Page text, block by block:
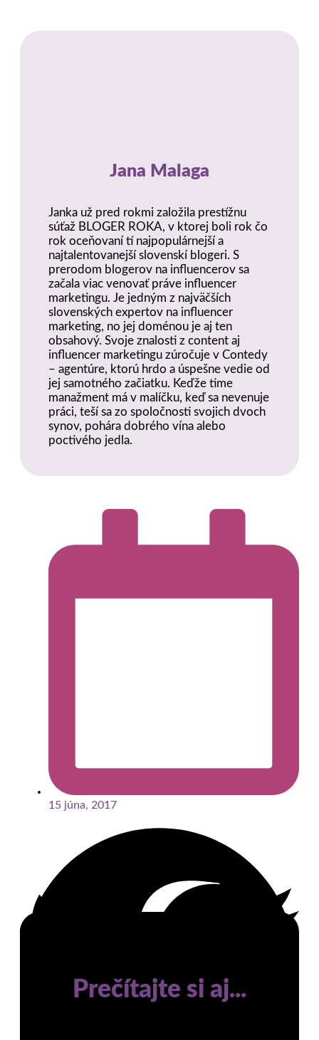
Jana Malaga
Janka už pred rokmi založila prestížnu
súťaž BLOGER ROKA, v ktorej boli rok čo
rok oceňovaní tí najpopulárnejší a
najtalentovanejší slovenskí blogeri. S
prerodom blogerov na influencerov sa
začala viac venovať práve influencer
marketingu. Je jedným z najväčších
slovenských expertov na influencer
marketing, no jej doménou je aj ten
obsahový. Svoje znalosti z content aj
influencer marketingu zúročuje v Contedy
– agentúre, ktorú hrdo a úspešne vedie od
jej samotného začiatku. Keďže time
manažment má v malíčku, keď sa nevenuje
práci, teší sa zo spoločnosti svojich dvoch
synov, pohára dobrého vína alebo
poctivého jedla.
15 júna, 2017
Prečítajte si aj...